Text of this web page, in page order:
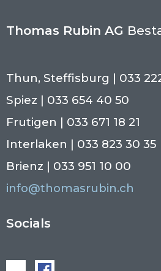
Thomas Rubin AG
Thun, Steffisburg | 033
Spiez | 033 654 40 50
Frutigen | 033 671 18 21
Interlaken | 033 823 30 35
Brienz | 033 951 10 00
info@thomasrubin.ch
Socials